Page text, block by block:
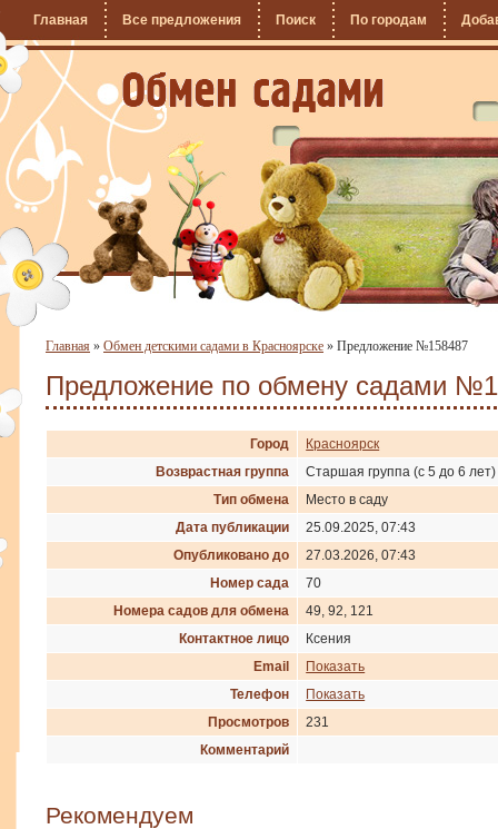
Главная Все предложения Поиск По городам
Главная » Обмен детскими садами в Красноярске » Предложение №158487
Предложение по обмену садами
Город
Красноярск
Возврастная группа
Старшая группа (с 5 до 6 лет)
Тип обмена
Место в саду
Дата публикации
25.09.2025, 07:43
Опубликовано до
27.03.2026, 07:43
Номер сада
70
Номера садов для обмена
49, 92, 121
Контактное лицо
Ксения
Email
Показать
Телефон
Показать
Просмотров
231
Комментарий
Рекомендуем